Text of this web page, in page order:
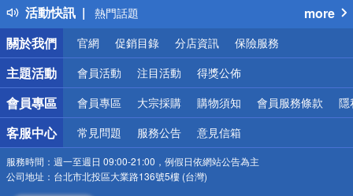
活動快訊
熱門話題
銀行優惠
偏遠地區配送
詐騙網頁！請小心！
more
關於我們
官網 促銷目錄 分店資訊 保險服務
主題活動 會員活動 注目活動 得獎公佈
會員專區 會員專區 大宗採購 購物須知 會員服務條款 隱
客服中心 常見問題 服務公告 意見信箱
服務時間： 週一至週日 09:00-21:00，例假日依網站公告為主
公司地址： 台北市北投區大業路136號5樓 (台灣)